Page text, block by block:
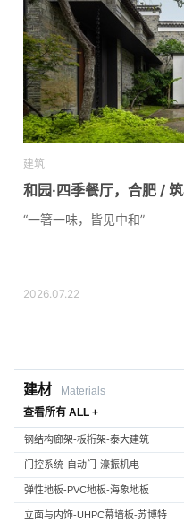
建筑
和园·四季餐厅，合肥 /
“一箸一味，皆见中和”
2026.07.22
建材
Materials
查看所有 ALL +
钢结构廊架-板桁架-泰大建筑
门控系统-自动门-濠振机电
弹性地板-PVC地板-海象地板
立面与内饰-UHPC幕墙板-苏博特